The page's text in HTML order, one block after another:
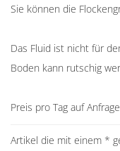
Sie können die
Das Fluid ist nicht für
Boden kann rutschig
Preis pro Tag auf Anfrage
Artikel die mit einem *